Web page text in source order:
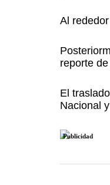
Al
reporte
El
Nacional
Publicidad